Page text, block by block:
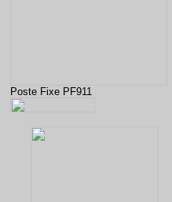
Poste Fixe PF911